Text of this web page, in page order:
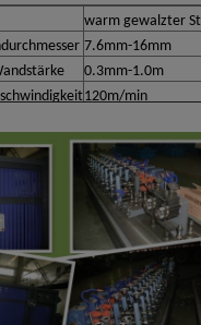
warm gewalzter
7.6mm-16mm
0.3mm-1.0m
120m/min